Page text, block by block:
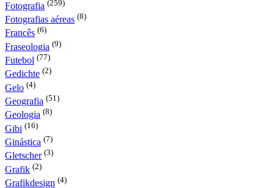
Fotografia (259)
Fotografias aéreas (8)
Francês (6)
Fraseologia (9)
Futebol (77)
Gedichte (2)
Gelo (4)
Geografia (51)
Geologia (8)
Gibi (16)
Ginástica (7)
Gletscher (3)
Grafik (2)
Grafikdesign (4)